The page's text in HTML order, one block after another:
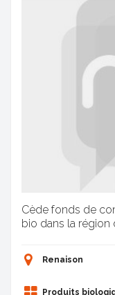
Cède fonds de
bio dans la région
Renaison
Produits